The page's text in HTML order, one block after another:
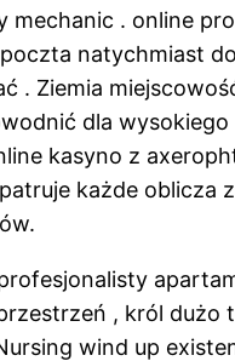
. online
natychmiast
Ziemia
dla
kasyno z
każde oblicza
, król
wind up